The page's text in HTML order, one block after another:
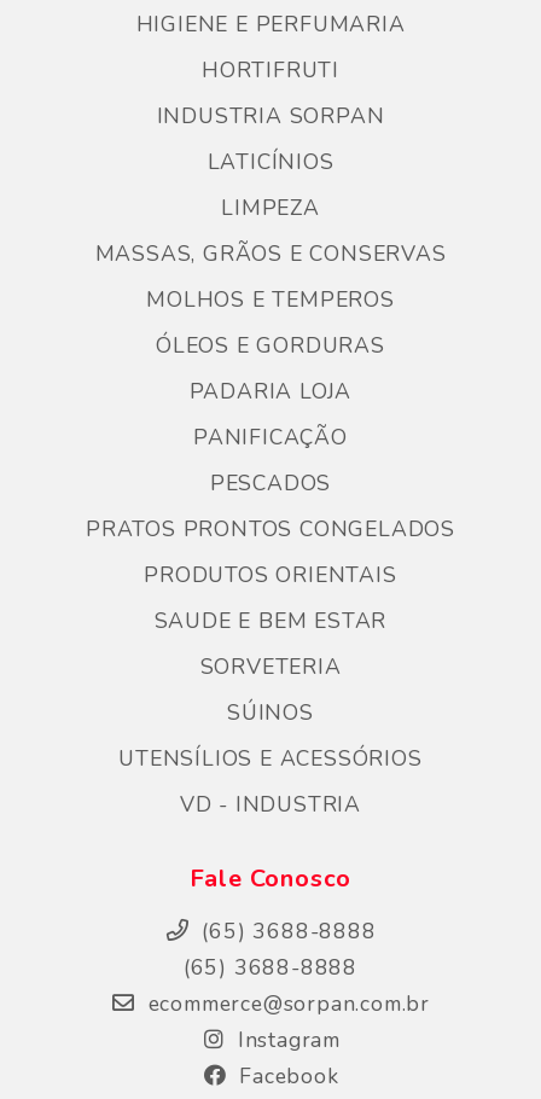
HIGIENE E PERFUMARIA
HORTIFRUTI
INDUSTRIA SORPAN
LATICÍNIOS
LIMPEZA
MASSAS, GRÃOS E CONSERVAS
MOLHOS E TEMPEROS
ÓLEOS E GORDURAS
PADARIA LOJA
PANIFICAÇÃO
PESCADOS
PRATOS PRONTOS CONGELADOS
PRODUTOS ORIENTAIS
SAUDE E BEM ESTAR
SORVETERIA
SÚINOS
UTENSÍLIOS E ACESSÓRIOS
VD - INDUSTRIA
Fale Conosco
(65) 3688-8888
(65) 3688-8888
ecommerce@sorpan.com.br
Instagram
Facebook